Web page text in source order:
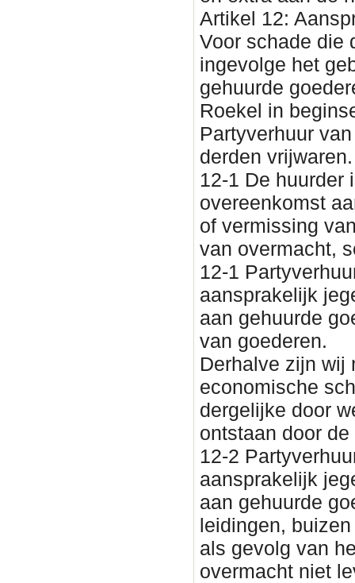
Artikel 12:
Voor schade die
ingevolge het
gehuurde
Roekel in
Partyverhuur
derden vrijwaren.
12-1 De huurder
overeenkomst
of vermissing
van overmacht,
12-1
aansprakelijk
aan gehuurde
van goederen.
Derhalve zijn wij
economische
dergelijke door
ontstaan door
12-2
aansprakelijk
aan gehuurde
leidingen,
als gevolg van
overmacht niet